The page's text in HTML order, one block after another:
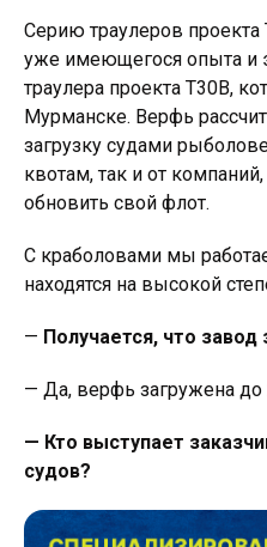
Серию траулеров
уже имеющегося опыта и
траулера проекта Т30В,
Мурманске. Верфь
загрузку судами
квотам, так и от
обновить свой флот.
С краболовами мы
находятся на высокой
— Получается, что
— Да, верфь загружена до
— Кто выступает
судов?